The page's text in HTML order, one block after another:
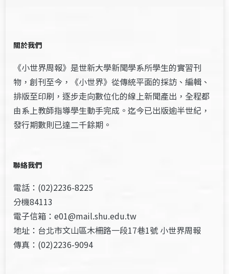
關於我們
《小世界周報》是世新大學新聞學系所學生的實習刊
物，創刊至今，《小世界》從傳統平面的採訪、編輯、
排版至印刷，逐步走向數位化的線上新聞產出，全程都
由系上教師指導學生動手完成。迄今已出版逾半世紀，
發行期數則已達二千餘期。
聯絡我們
電話：(02)2236-8225
分機84113
電子信箱：e01@mail.shu.edu.tw
地址：台北市文山區木柵路一段17巷1號 小世界周報
傳真：(02)2236-9094